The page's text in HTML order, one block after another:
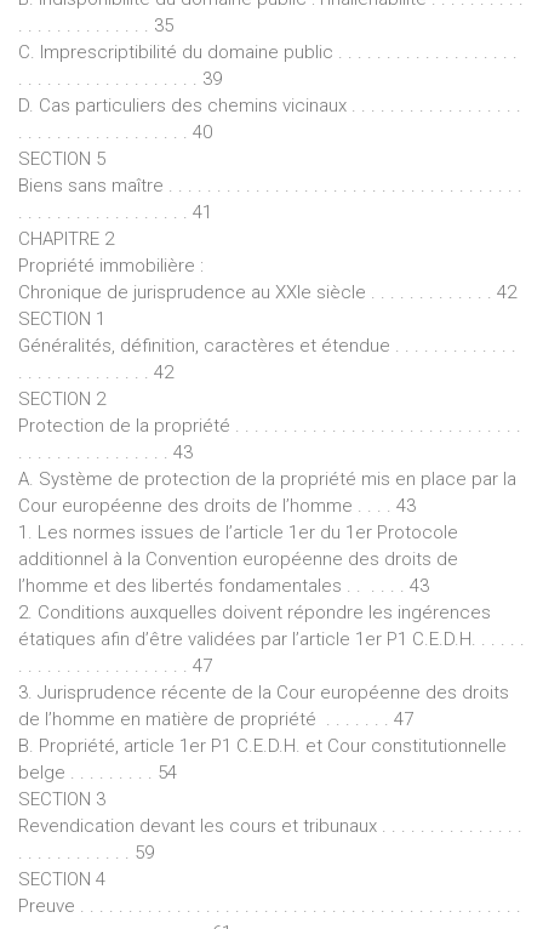
. . . . . . . . . . . . . . 35
C. Imprescriptibilité du domaine public . . . . . . . . . . . . . . . . . . .
. . . . . . . . . . . . . . . . . . . 39
D. Cas particuliers des chemins vicinaux . . . . . . . . . . . . . . . . . .
. . . . . . . . . . . . . . . . . . 40
SECTION 5
Biens sans maître . . . . . . . . . . . . . . . . . . . . . . . . . . . . . . . . . . . . .
. . . . . . . . . . . . . . . . . . 41
CHAPITRE 2
Propriété immobilière :
Chronique de jurisprudence au XXIe siècle . . . . . . . . . . . . . 42
SECTION 1
Généralités, définition, caractères et étendue . . . . . . . . . . . . .
. . . . . . . . . . . . . . 42
SECTION 2
Protection de la propriété . . . . . . . . . . . . . . . . . . . . . . . . . . . . . .
. . . . . . . . . . . . . . . . 43
A. Système de protection de la propriété mis en place par la
Cour européenne des droits de l’homme . . . . 43
1. Les normes issues de l’article 1er du 1er Protocole
additionnel à la Convention européenne des droits de
l’homme et des libertés fondamentales . . . . . . 43
2. Conditions auxquelles doivent répondre les ingérences
étatiques afin d’être validées par l’article 1er P1 C.E.D.H. . . . . .
. . . . . . . . . . . . . . . . . . 47
3. Jurisprudence récente de la Cour européenne des droits
de l’homme en matière de propriété . . . . . . . 47
B. Propriété, article 1er P1 C.E.D.H. et Cour constitutionnelle
belge . . . . . . . . . 54
SECTION 3
Revendication devant les cours et tribunaux . . . . . . . . . . . . . . .
. . . . . . . . . . . . 59
SECTION 4
Preuve . . . . . . . . . . . . . . . . . . . . . . . . . . . . . . . . . . . . . . . . . . . . . .